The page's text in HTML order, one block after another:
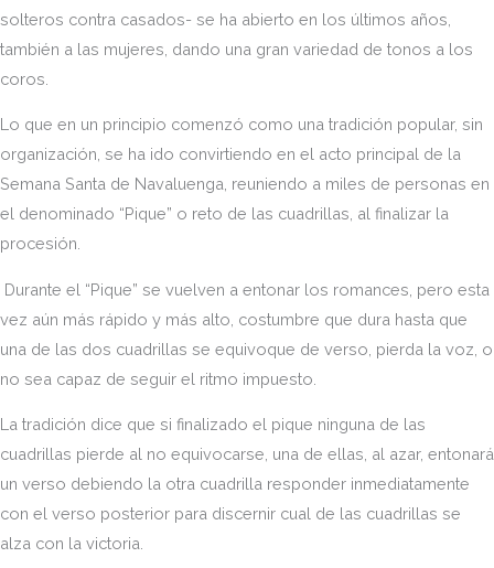
solteros contra casados- se ha abierto en los últimos años,
también a las mujeres, dando una gran variedad de tonos a los
coros.
Lo que en un principio comenzó como una tradición popular, sin
organización, se ha ido convirtiendo en el acto principal de la
Semana Santa de Navaluenga, reuniendo a miles de personas en
el denominado “Pique” o reto de las cuadrillas, al finalizar la
procesión.
Durante el “Pique” se vuelven a entonar los romances, pero esta
vez aún más rápido y más alto, costumbre que dura hasta que
una de las dos cuadrillas se equivoque de verso, pierda la voz, o
no sea capaz de seguir el ritmo impuesto.
La tradición dice que si finalizado el pique ninguna de las
cuadrillas pierde al no equivocarse, una de ellas, al azar, entonará
un verso debiendo la otra cuadrilla responder inmediatamente
con el verso posterior para discernir cual de las cuadrillas se
alza con la victoria.